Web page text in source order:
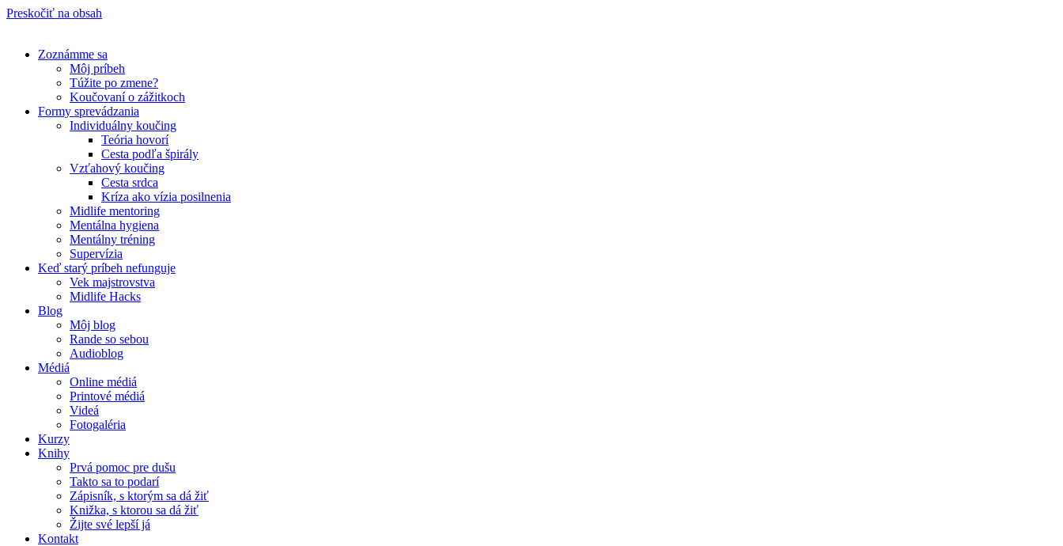
Preskočiť na obsah
Zoznámme sa
Môj príbeh
Túžite po zmene?
Koučovaní o zážitkoch
Formy sprevádzania
Individuálny koučing
Teória hovorí
Cesta podľa špirály
Vzťahový koučing
Cesta srdca
Kríza ako vízia posilnenia
Midlife mentoring
Mentálna hygiena
Mentálny tréning
Supervízia
Keď starý príbeh nefunguje
Vek majstrovstva
Midlife Hacks
Blog
Môj blog
Rande so sebou
Audioblog
Médiá
Online médiá
Printové médiá
Videá
Fotogaléria
Kurzy
Knihy
Prvá pomoc pre dušu
Takto sa to podarí
Zápisník, s ktorým sa dá žiť
Knižka, s ktorou sa dá žiť
Žijte své lepší já
Kontakt